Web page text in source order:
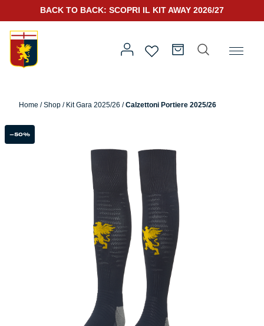
Prima squadra
Genoa for Special
Kit Gara 2026/27
Tacchettee Collection
Urban Collection
BACK TO BACK: SCOPRI IL KIT AWAY 2026/27
Home /Shop / Kit Gara 2025/26 /Calzettoni Portiere 2025/26
-50%